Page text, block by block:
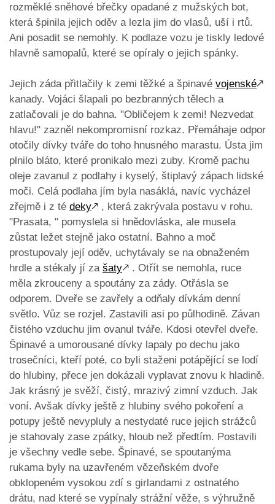
rozměklé sněhové břečky opadané z mužských bot,
která špinila jejich oděv a lezla jim do vlasů, uší i rtů.
Ani posadit se nemohly. K podlaze vozu je tiskly ledové
hlavně samopalů, které se opíraly o jejich spánky.
Jejich záda přitlačily k zemi těžké a špinavé vojenské🡕
kanady. Vojáci šlapali po bezbranných tělech a
zatlačovali je do bahna. "Obličejem k zemi! Nezvedat
hlavu!" zazněl nekompromisní rozkaz. Přemáhaje odpor
otočily dívky tváře do toho hnusného marastu. Ústa jim
plnilo bláto, které pronikalo mezi zuby. Kromě pachu
oleje zavanul z podlahy i kyselý, štiplavý zápach lidské
moči. Celá podlaha jím byla nasáklá, navíc vycházel
zřejmě i z té deky🡕 , která zakrývala postavu v rohu.
"Prasata, " pomyslela si hnědovláska, ale musela
zůstat ležet stejně jako ostatní. Bahno a moč
prostupovaly její oděv, uchytávaly se na obnaženém
hrdle a stékaly jí za šaty🡕 . Otřít se nemohla, ruce
měla zkrouceny a spoutány za zády. Otřásla se
odporem. Dveře se zavřely a odňaly dívkám denní
světlo. Vůz se rozjel. Zastavili asi po půlhodině. Závan
čistého vzduchu jim ovanul tváře. Kdosi otevřel dveře.
Špinavé a umorousané dívky lapaly po dechu jako
trosečníci, kteří poté, co byli staženi potápějící se lodí
do hlubiny, přece jen dokázali vyplavat znovu k hladině.
Jak krásný je svěží, čistý, mrazivý zimní vzduch. Jak
voní. Avšak dívky ještě z hlubiny svého pokoření a
potupy ještě nevypluly a nestydaté ruce jejich strážců
je stahovaly zase zpátky, hloub než předtím. Postavili
je všechny vedle sebe. Špinavé, se spoutanýma
rukama byly na uzavřeném vězeňském dvoře
obklopeném vysokou zdí s girlandami z ostnatého
drátu, nad které se vypínaly strážní věže, s výhružně